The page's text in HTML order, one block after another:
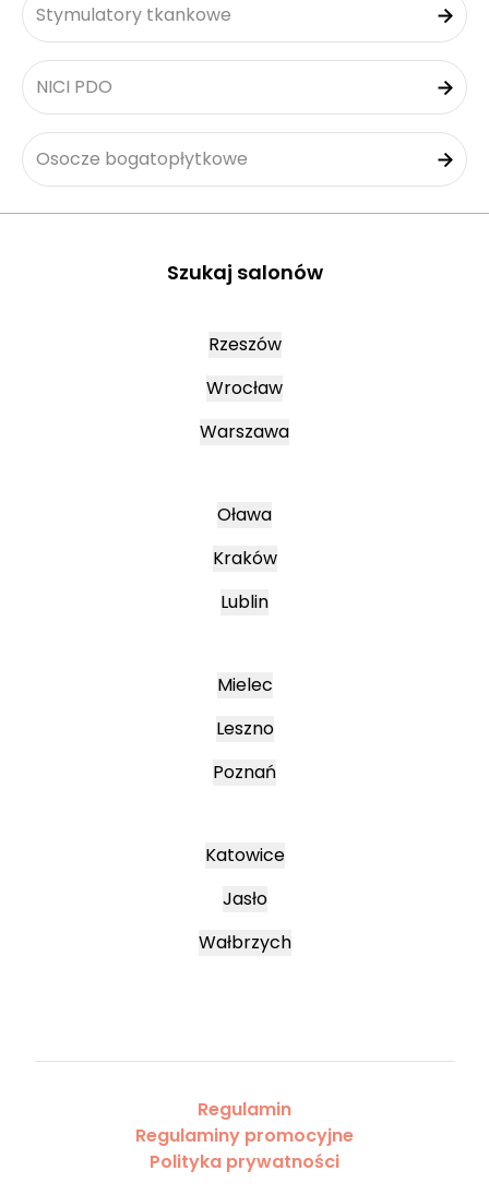
Stymulatory tkankowe
NICI PDO
Osocze bogatopłytkowe
Szukaj salonów
Rzeszów
Wrocław
Warszawa
Oława
Kraków
Lublin
Mielec
Leszno
Poznań
Katowice
Jasło
Wałbrzych
Regulamin
Regulaminy promocyjne
Polityka prywatności